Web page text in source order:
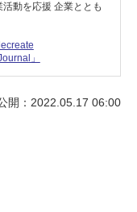
動を応援 企業ととも
」
開：2022.05.17 06:00